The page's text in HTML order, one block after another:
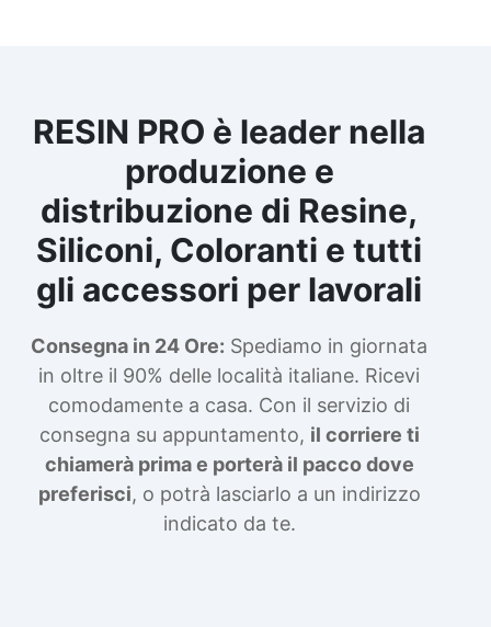
RESIN PRO è leader nella
produzione e
distribuzione di Resine,
Siliconi, Coloranti e tutti
gli accessori per lavorali
Consegna in 24 Ore: Spediamo in giornata
in oltre il 90% delle località italiane. Ricevi
comodamente a casa. Con il servizio di
consegna su appuntamento, il corriere ti
chiamerà prima e porterà il pacco dove
preferisci, o potrà lasciarlo a un indirizzo
indicato da te.